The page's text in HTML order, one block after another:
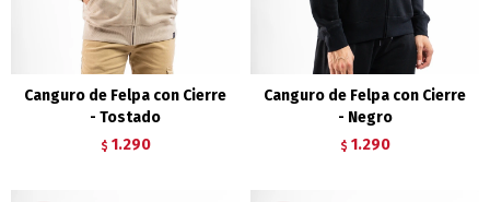
Canguro de Felpa con Cierre
- Tostado
$ 1.290
Canguro de Felpa con Cierre
- Negro
$ 1.290